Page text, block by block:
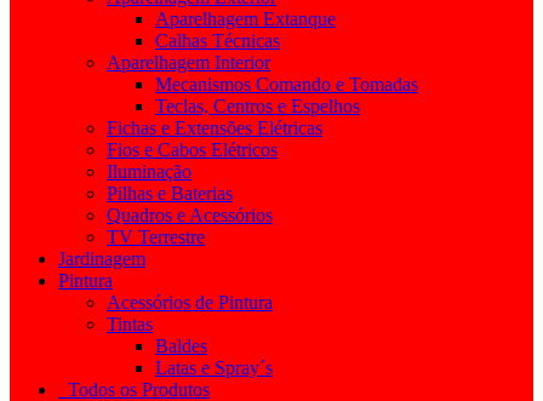
Aparelhagem Extanque
Calhas Técnicas
Aparelhagem Interior
Mecanismos Comando e Tomadas
Teclas, Centros e Espelhos
Fichas e Extensões Elétricas
Fios e Cabos Elétricos
Iluminação
Pilhas e Baterias
Quadros e Acessórios
TV Terrestre
Jardinagem
Pintura
Acessórios de Pintura
Tintas
Baldes
Latas e Spray´s
Todos os Produtos